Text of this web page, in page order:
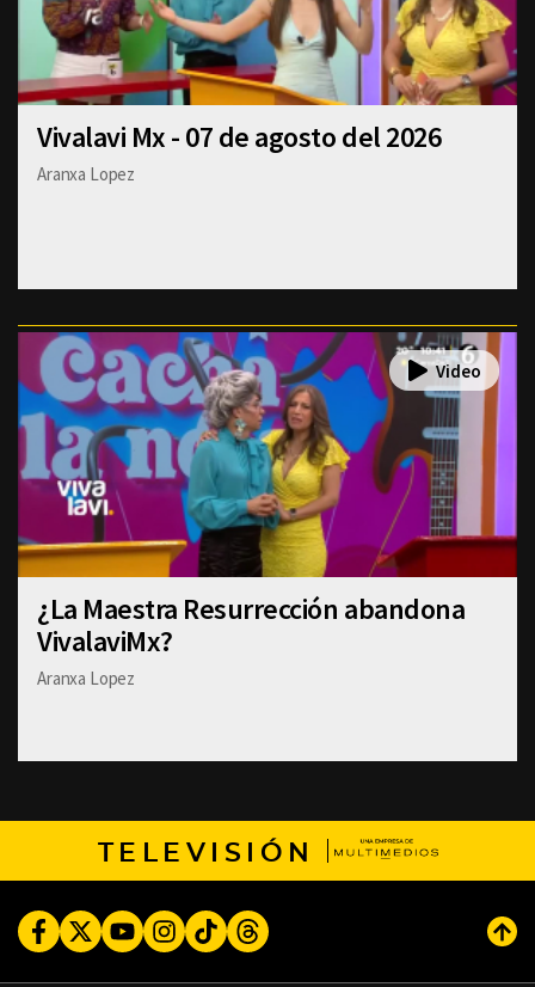
Vivalavi Mx - 07 de agosto del 2026
Aranxa Lopez
¿La Maestra Resurrección abandona
VivalaviMx?
Aranxa Lopez
TELEVISIÓN
FacebookTwitterYoutubeInstagram
TikTokThreads